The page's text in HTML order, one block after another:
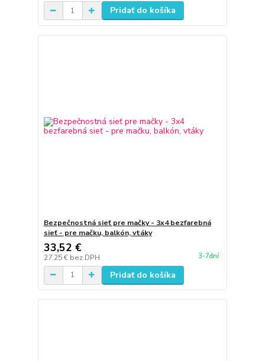
Pridať do košíka
Bezpečnostná sieť pre mačky - 3x4 bezfarebná
sieť - pre mačku, balkón, vtáky
33,52 €
27,25 € bez DPH 3-7dní
Pridať do košíka